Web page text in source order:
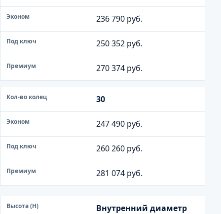
236 790 руб.
250 352 руб.
270 374 руб.
30
247 490 руб.
260 260 руб.
281 074 руб.
В
Внутренний диаметр